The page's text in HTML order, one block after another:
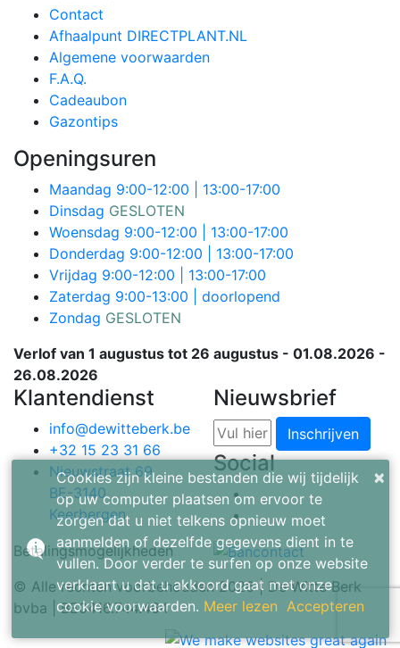
Contact
Afhaalpunt DIRECTPLANT.NL
Algemene voorwaarden
F.A.Q.
Cadeaubon
Gazontips
Openingsuren
Maandag 9:00-12:00 | 13:00-17:00
Dinsdag GESLOTEN
Woensdag 9:00-12:00 | 13:00-17:00
Donderdag 9:00-12:00 | 13:00-17:00
Vrijdag 9:00-12:00 | 13:00-17:00
Zaterdag 9:00-13:00 | doorlopend
Zondag GESLOTEN
Verlof van 1 augustus tot 26 augustus - 01.08.2026 -
26.08.2026
Klantendienst
info@dewitteberk.be
+32 15 23 31 66
Nieuwstraat 69
BE-3140
Keerbergen
Nieuwsbrief
Inschrijven
Social
Betalingsmogelijkheden
© Alle rechten voorbehouden 2026 | De Witte Berk
bvba | BE0416.744.464
×
Cookies zijn kleine bestanden die wij tijdelijk
op uw computer plaatsen om ervoor te
zorgen dat u niet telkens opnieuw moet
aanmelden of dezelfde gegevens dient in te
vullen. Door verder te surfen op onze website
verklaart u dat u akkoord gaat met onze
cookie voorwaarden. Meer lezen Accepteren